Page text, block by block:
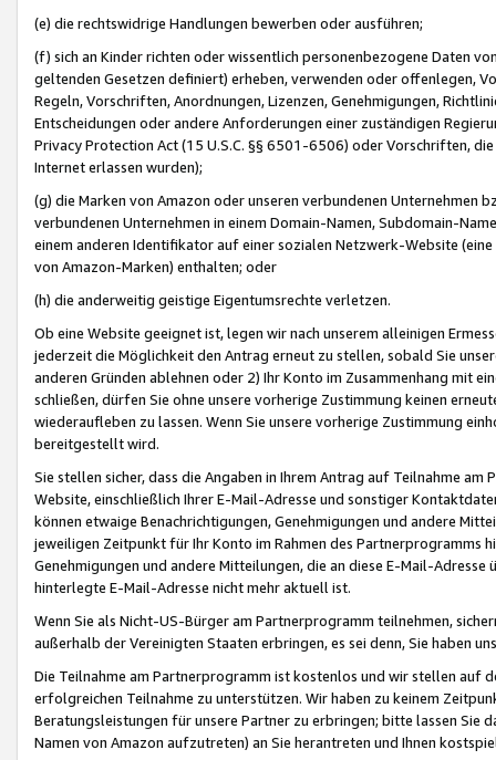
(e) die rechtswidrige Handlungen bewerben oder ausführen;
(f) sich an Kinder richten oder wissentlich personenbezogene Daten
geltenden Gesetzen definiert) erheben, verwenden oder offenlegen,
Regeln, Vorschriften, Anordnungen, Lizenzen, Genehmigungen,
Entscheidungen oder andere Anforderungen einer zuständigen
Privacy Protection Act (15 U.S.C. §§ 6501-6506) oder Vorschriften,
Internet erlassen wurden);
(g) die Marken von Amazon oder unseren verbundenen Unternehmen
verbundenen Unternehmen in einem Domain-Namen, Subdomain-
einem anderen Identifikator auf einer sozialen Netzwerk-Website
von Amazon-Marken) enthalten; oder
(h) die anderweitig geistige Eigentumsrechte verletzen.
Ob eine Website geeignet ist, legen wir nach unserem alleinigen
jederzeit die Möglichkeit den Antrag erneut zu stellen, sobald Sie
anderen Gründen ablehnen oder 2) Ihr Konto im Zusammenhang mit
schließen, dürfen Sie ohne unsere vorherige Zustimmung keinen
wiederaufleben zu lassen. Wenn Sie unsere vorherige Zustimmung
bereitgestellt wird.
Sie stellen sicher, dass die Angaben in Ihrem Antrag auf Teilnahme
Website, einschließlich Ihrer E-Mail-Adresse und sonstiger
können etwaige Benachrichtigungen, Genehmigungen und andere
jeweiligen Zeitpunkt für Ihr Konto im Rahmen des Partnerprogramms
Genehmigungen und andere Mitteilungen, die an diese E-Mail-
hinterlegte E-Mail-Adresse nicht mehr aktuell ist.
Wenn Sie als Nicht-US-Bürger am Partnerprogramm teilnehmen,
außerhalb der Vereinigten Staaten erbringen, es sei denn, Sie haben
Die Teilnahme am Partnerprogramm ist kostenlos und wir stellen auf
erfolgreichen Teilnahme zu unterstützen. Wir haben zu keinem
Beratungsleistungen für unsere Partner zu erbringen; bitte lassen Sie
Namen von Amazon aufzutreten) an Sie herantreten und Ihnen